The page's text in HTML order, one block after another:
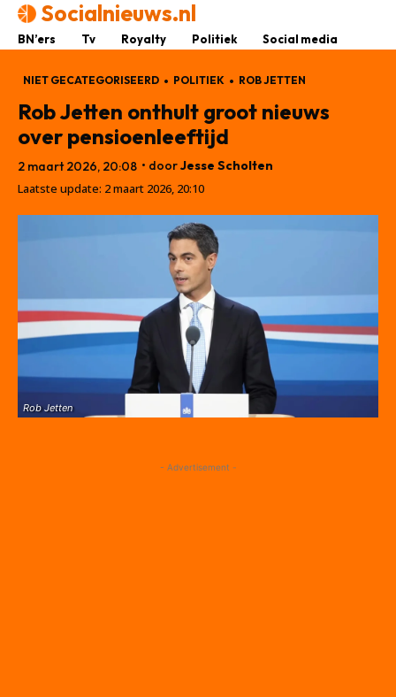
Socialnieuws.nl
BN’ers Tv Royalty Politiek Social media
NIET GECATEGORISEERD POLITIEK ROB JETTEN
Rob Jetten onthult groot nieuws
over pensioenleeftijd
2 maart 2026, 20:08 • doorJesse Scholten
Laatste update: 2 maart 2026, 20:10
Rob Jetten
- Advertisement -